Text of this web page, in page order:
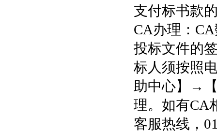
支付标书款
CA办理：
投标文件的
标人须按照
助中心】→
理。如有CA
客服热线，